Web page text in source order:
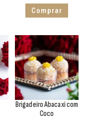
Comprar
Brigadeiro Abacaxi com
Coco